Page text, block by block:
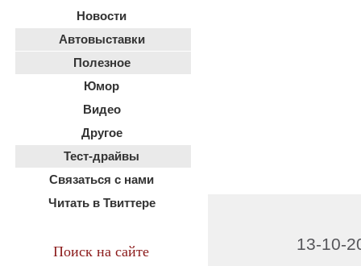
Новости
Автовыставки
Полезное
Юмор
Видео
Другое
Тест-драйвы
Связаться с нами
Читать в Твиттере
Поиск на сайте 13-10-